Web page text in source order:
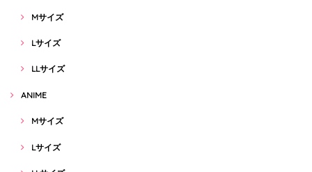
Mサイズ
Lサイズ
LLサイズ
ANIME
Mサイズ
Lサイズ